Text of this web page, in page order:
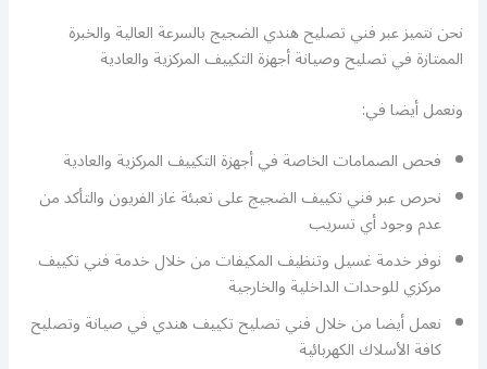
نحن نتميز عبر فني تصليح هندي الضجيج بالسرعة العالية والخبرة
الممتازة في تصليح وصيانة أجهزة التكييف المركزية والعادية
ونعمل أيضا في:
فحص الصمامات الخاصة في أجهزة التكييف المركزية والعادية
نحرص عبر فني تكييف الضجيج على تعبئة غاز الفريون والتأكد من
عدم وجود أي تسريب
نوفر خدمة غسيل وتنظيف المكيفات من خلال خدمة فني تكييف
مركزي للوحدات الداخلية والخارجية
نعمل أيضا من خلال فني تصليح تكييف هندي في صيانة وتصليح
كافة الأسلاك الكهربائية